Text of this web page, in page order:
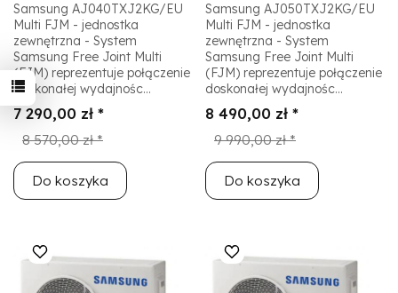
Samsung AJ040TXJ2KG/EU
Multi FJM - jednostka
zewnętrzna - System
Samsung Free Joint Multi
(FJM) reprezentuje połączenie
doskonałej wydajnośc...
7 290,00 zł *
8 570,00 zł *
Do koszyka
Samsung AJ050TXJ2KG/EU
Multi FJM - jednostka
zewnętrzna - System
Samsung Free Joint Multi
(FJM) reprezentuje połączenie
doskonałej wydajnośc...
8 490,00 zł *
9 990,00 zł *
Do koszyka